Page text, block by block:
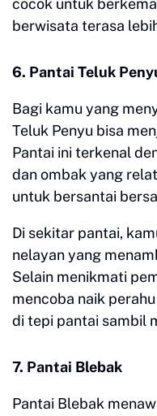
cocok untuk
berwisata terasa
6. Pantai Teluk
Bagi kamu yang
Teluk Penyu bisa
Pantai ini terkenal
dan ombak yang
untuk bersantai
Di sekitar pantai,
nelayan yang
Selain menikmati
mencoba naik
di tepi pantai sambil
7. Pantai Blebak
Pantai Blebak